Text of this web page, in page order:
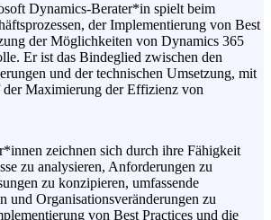
Dynamics-Berater*in spielt beim
der Implementierung von Best
der Möglichkeiten von Dynamics 365
Er ist das Bindeglied zwischen den
und der technischen Umsetzung, mit
Maximierung der Effizienz von
zeichnen sich durch ihre Fähigkeit
zu analysieren, Anforderungen zu
zu konzipieren, umfassende
und Organisationsveränderungen zu
von Best Practices und die